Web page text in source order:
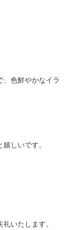
、色鮮やかなイラ
しいです。
いたします。